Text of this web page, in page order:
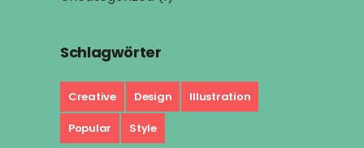
Schlagwörter
Creative Design Illustration
Popular Style